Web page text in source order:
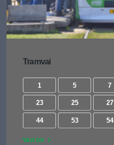
Tramvai
1 5 7
23 25 27
44 53 54
Vezi tot